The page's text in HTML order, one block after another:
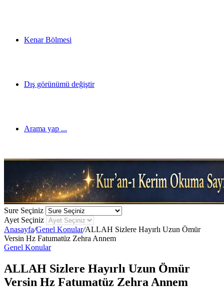
Kenar Bölmesi
Dış görünümü değiştir
Arama yap ...
Sure Seçiniz
Ayet Seçiniz
Anasayfa/Genel Konular/ALLAH Sizlere Hayırlı Uzun Ömür
Versin Hz Fatumatüz Zehra Annem
Genel Konular
ALLAH Sizlere Hayırlı Uzun Ömür
Versin Hz Fatumatüz Zehra Annem